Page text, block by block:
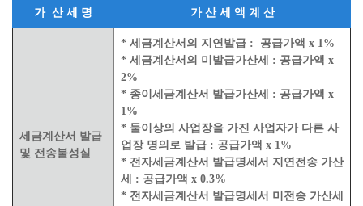
가 산 세 명 가 산 세 액 계 산
세금계산서 발급
및 전송불성실
* 세금계산서의 지연발급 : 공급가액 x 1%
* 세금계산서의 미발급가산세 : 공급가액 x
2%
* 종이세금계산서 발급가산세 : 공급가액 x
1%
* 둘이상의 사업장을 가진 사업자가 다른 사
업장 명의로 발급 : 공급가액 x 1%
* 전자세금계산서 발급명세서 지연전송 가산
세 : 공급가액 x 0.3%
* 전자세금계산서 발급명세서 미전송 가산세